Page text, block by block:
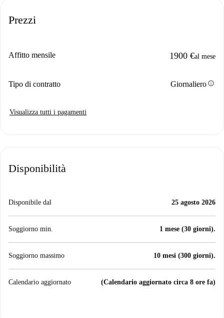
Prezzi
Affitto mensile 1900 €al mese
Tipo di contratto Giornalieroinfo
Visualizza tutti i pagamenti
Disponibilità
Disponibile dal 25 agosto 2026
Soggiorno min. 1 mese (30 giorni).
Soggiorno massimo 10 mesi (300 giorni).
Calendario aggiornato (Calendario aggiornato circa 8 ore fa)